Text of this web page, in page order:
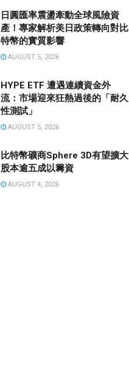
日圓匯率震盪牽動全球風險資
產！專家解析美日政策轉向對比
特幣的實質影響
AUGUST 5, 2026
HYPE ETF 遭遇連續資金外
流：市場迎來狂熱過後的「耐久
性測試」
AUGUST 5, 2026
比特幣礦商Sphere 3D有望擴大
股本逾五成以籌資
AUGUST 4, 2026